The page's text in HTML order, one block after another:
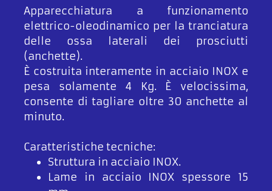
Apparecchiatura a funzionamento
elettrico-oleodinamico per la tranciatura
delle ossa laterali dei prosciutti
(anchette).
È costruita interamente in acciaio INOX e
pesa solamente 4 Kg. È velocissima,
consente di tagliare oltre 30 anchette al
minuto.
Caratteristiche tecniche:
Struttura in acciaio INOX.
Lame in acciaio INOX spessore 15